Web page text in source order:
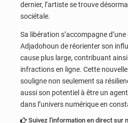
dernier, l’artiste se trouve
sociétale.
Sa libération s’accompagne
Adjadohoun de réorienter son
cause plus large, contribuant
infractions en ligne. Cette
souligne non seulement sa
aussi son potentiel à être un
dans l’univers numérique en
Suivez l'information en direct sur